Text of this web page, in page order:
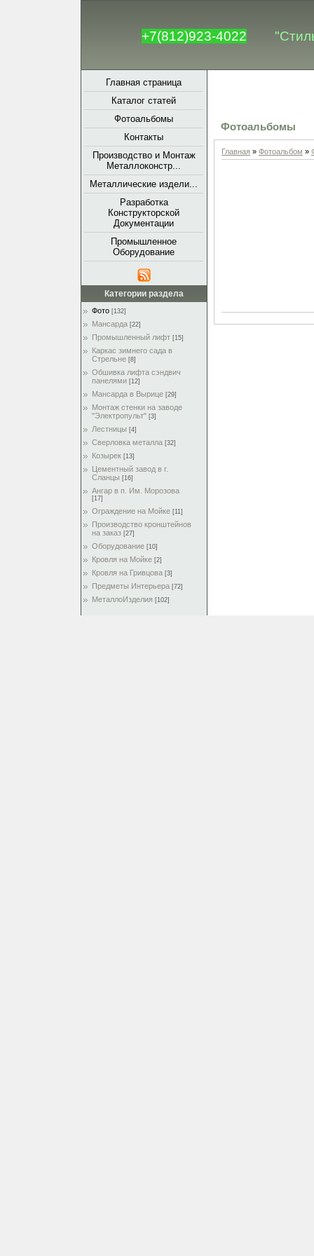
+7(812)923-4022
Главная страница
Каталог статей
Фотоальбомы
Контакты
Производство и Монтаж
Металлоконстр...
Металлические издели...
Разработка
Конструкторской
Документации
Промышленное
Оборудование
Категории раздела
Фото [132]
Мансарда [22]
Промышленный лифт [15]
Каркас зимнего сада в
Стрельне [8]
Обшивка лифта сэндвич
панелями [12]
Мансарда в Вырице [29]
Монтаж стенки на заводе
"Электропульт" [3]
Лестницы [4]
Сверловка металла [32]
Козырек [13]
Цементный завод в г.
Сланцы [16]
Ангар в п. Им. Морозова
[17]
Ограждение на Мойке [11]
Производство кронштейнов
на заказ [27]
Оборудование [10]
Кровля на Мойке [2]
Кровля на Гривцова [3]
Предметы Интерьера [72]
МеталлоИзделия [102]
Фотоальбомы
Главная » Фотоальбом »